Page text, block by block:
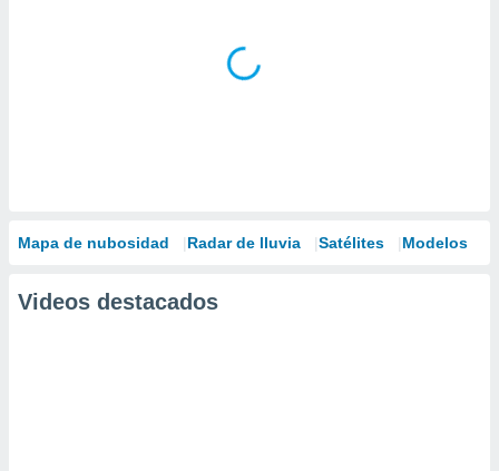
Mapa de nubosidad Radar de lluvia Satélites Modelos
Videos destacados